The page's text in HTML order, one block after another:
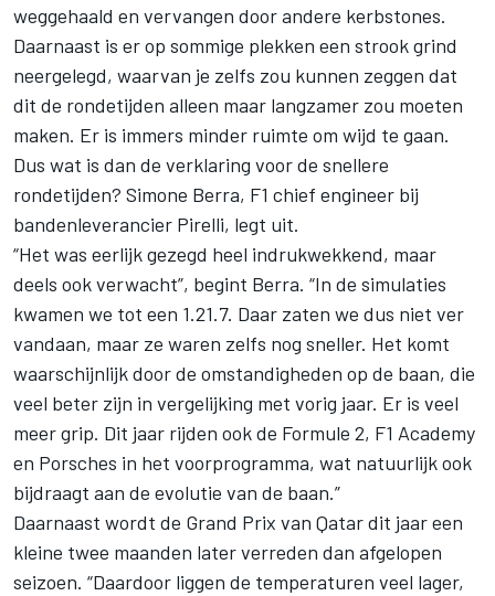
weggehaald en vervangen door andere kerbstones.
Daarnaast is er op sommige plekken een strook grind
neergelegd, waarvan je zelfs zou kunnen zeggen dat
dit de rondetijden alleen maar langzamer zou moeten
maken. Er is immers minder ruimte om wijd te gaan.
Dus wat is dan de verklaring voor de snellere
rondetijden? Simone Berra, F1 chief engineer bij
bandenleverancier Pirelli, legt uit.
“Het was eerlijk gezegd heel indrukwekkend, maar
deels ook verwacht”, begint Berra. “In de simulaties
kwamen we tot een 1.21.7. Daar zaten we dus niet ver
vandaan, maar ze waren zelfs nog sneller. Het komt
waarschijnlijk door de omstandigheden op de baan, die
veel beter zijn in vergelijking met vorig jaar. Er is veel
meer grip. Dit jaar rijden ook de Formule 2, F1 Academy
en Porsches in het voorprogramma, wat natuurlijk ook
bijdraagt aan de evolutie van de baan.”
Daarnaast wordt de Grand Prix van Qatar dit jaar een
kleine twee maanden later verreden dan afgelopen
seizoen. “Daardoor liggen de temperaturen veel lager,